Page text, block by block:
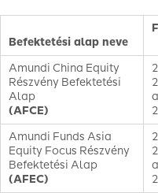
Befektetési alap neve
Amundi China Equity
Részvény Befektetési
Alap
(AFCE)
Amundi Funds Asia
Equity Focus Részvény
Befektetési Alap
(AFEC)